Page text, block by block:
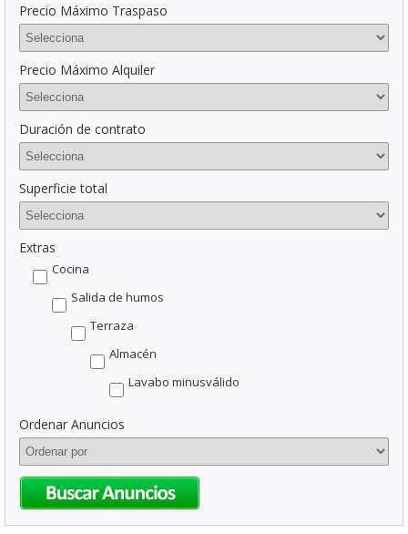
Precio Máximo Traspaso
Precio Máximo Alquiler
Duración de contrato
Superficie total
Extras
Cocina
Salida de humos
Terraza
Almacén
Lavabo minusválido
Ordenar Anuncios